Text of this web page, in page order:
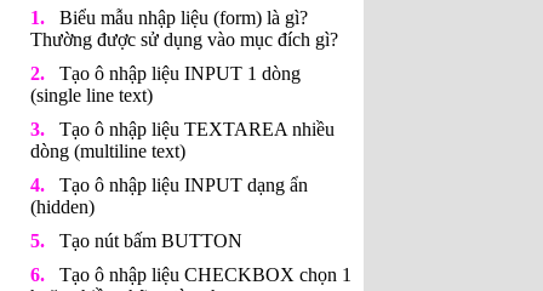
Biểu mẫu nhập liệu (form) là gì?
Thường được sử dụng vào mục đích gì?
Tạo ô nhập liệu INPUT 1 dòng
(single line text)
Tạo ô nhập liệu TEXTAREA nhiều
dòng (multiline text)
Tạo ô nhập liệu INPUT dạng ẩn
(hidden)
Tạo nút bấm BUTTON
Tạo ô nhập liệu CHECKBOX chọn 1